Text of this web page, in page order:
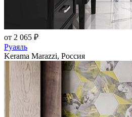
от 2 065 ₽
Руаяль
Kerama Marazzi, Россия